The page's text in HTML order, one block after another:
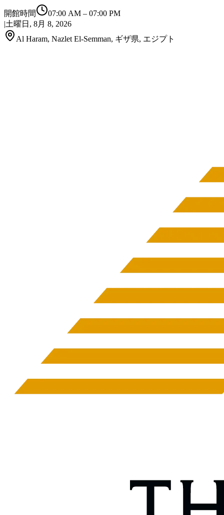
開館時間 07:00 AM – 07:00 PM
|土曜日, 8月 8, 2026
Al Haram, Nazlet El-Semman, ギザ県, エジプト